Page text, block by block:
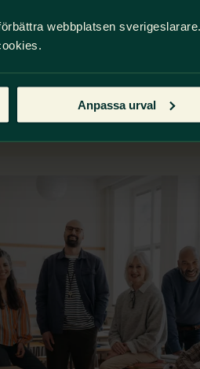
webbplatsen
Anpassa urval